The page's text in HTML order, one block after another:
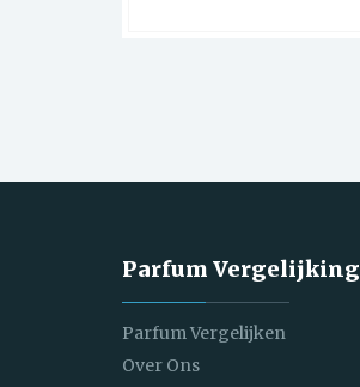
Parfum Vergelijking
Parfum Vergelijken
Over Ons